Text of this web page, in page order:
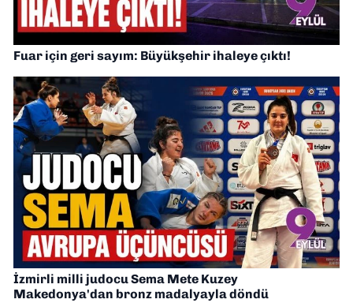
Fuar için geri sayım: Büyükşehir ihaleye çıktı!
İzmirli milli judocu Sema Mete Kuzey
Makedonya'dan bronz madalyayla döndü